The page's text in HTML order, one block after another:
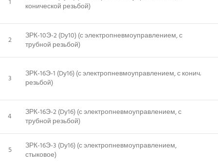
конической резьбой)
2
ЗРК-10Э-2 (Dy10) (с электропневмоуправлением, с
трубной резьбой)
3
ЗРК-16Э-1 (Dy16) (с электропневмоуправлением, с конич.
резьбой)
4
ЗРК-16Э-2 (Dy16) (с электропневмоуправлением, с
трубной резьбой)
5
ЗРК-16Э-3 (Dy16) (с электропневмоуправлением,
стыковое)